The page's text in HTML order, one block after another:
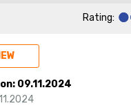
title.
Rating:
09.11.2024